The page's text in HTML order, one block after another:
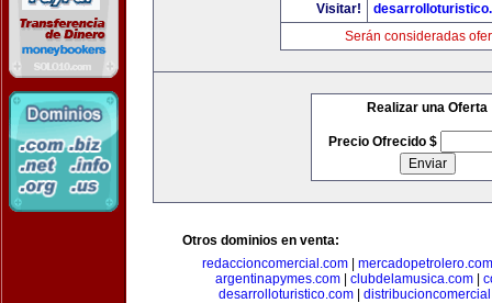
Visitar!
Serán consideradas
Realizar una Oferta
Precio Ofrecido $
Otros dominios en venta:
redaccioncomercial.com
mercadopetrolero.com
argentinapymes.com| clubdelamusica.com|
desarrolloturistico.com